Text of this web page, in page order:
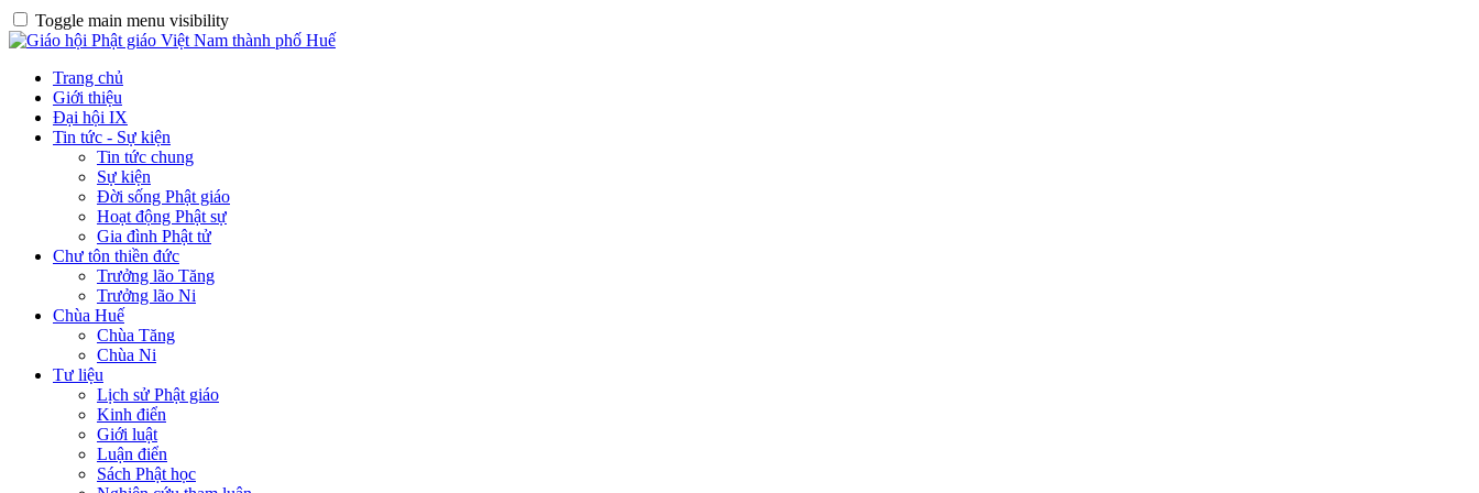
Toggle main menu visibility
Trang chủ
Giới thiệu
Đại hội IX
Tin tức - Sự kiện
Tin tức chung
Sự kiện
Đời sống Phật giáo
Hoạt động Phật sự
Gia đình Phật tử
Chư tôn thiền đức
Trưởng lão Tăng
Trưởng lão Ni
Chùa Huế
Chùa Tăng
Chùa Ni
Tư liệu
Lịch sử Phật giáo
Kinh điển
Giới luật
Luận điển
Sách Phật học